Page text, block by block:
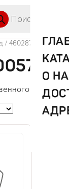
О
/ 4602876005705
товара